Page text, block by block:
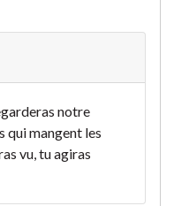
notre
qui mangent les
vu, tu agiras